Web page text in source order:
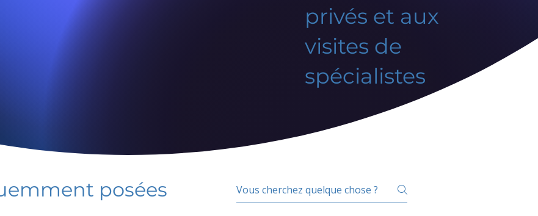
privés et aux
visites de
spécialistes
posées